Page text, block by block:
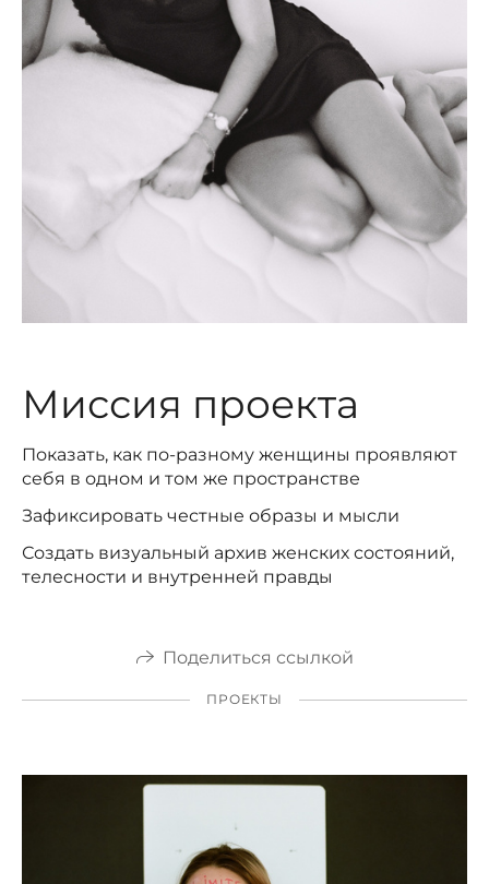
Миссия проекта
Показать, как по-разному женщины проявляют
себя в одном и том же пространстве
Зафиксировать честные образы и мысли
Создать визуальный архив женских состояний,
телесности и внутренней правды
Поделиться ссылкой
ПРОЕКТЫ